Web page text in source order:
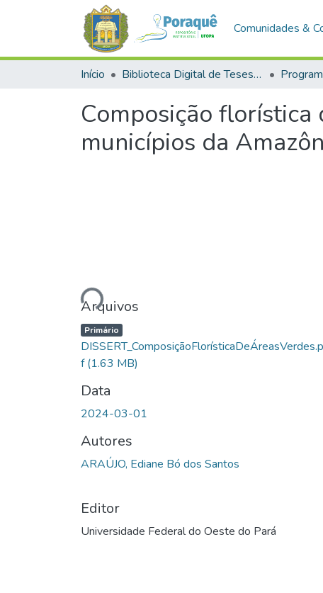
Comunidades &
Início Biblioteca Digital de Teses e Dissertações (BDTD)
Composição florística
municípios da
Carregando...
Arquivos
Primário
f(1.63 MB)
Data
2024-03-01
Autores
ARAÚJO, Ediane Bó dos Santos
Editor
Universidade Federal do Oeste do Pará